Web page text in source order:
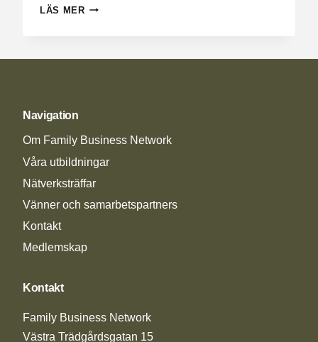
LÄS MERFIRAR
Navigation
Om Family Business Network
Våra utbildningar
Nätverksträffar
Vänner och samarbetspartners
Kontakt
Medlemskap
Kontakt
Family Business Network
Västra Trädgårdsgatan 15